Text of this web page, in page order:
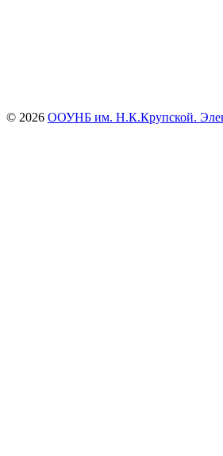
© 2026 ООУНБ им. Н.К.Крупской.